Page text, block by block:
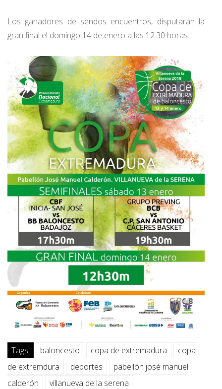
Los ganadores de sendos encuentros, disputarán la
gran final el domingo 14 de enero a las 12:30 horas.
Tags: baloncesto copa de extremadura
copa
de extremdura
deportes
pabellón josé manuel
calderón
villanueva de la serena